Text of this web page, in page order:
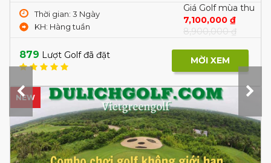
Thời gian: 3 Ngày
KH: Hàng tuần
Giá Golf mùa thu
7,100,000 ₫
8,900,000 ₫
879 Lượt Golf đã đặt MỜI XEM
NEW